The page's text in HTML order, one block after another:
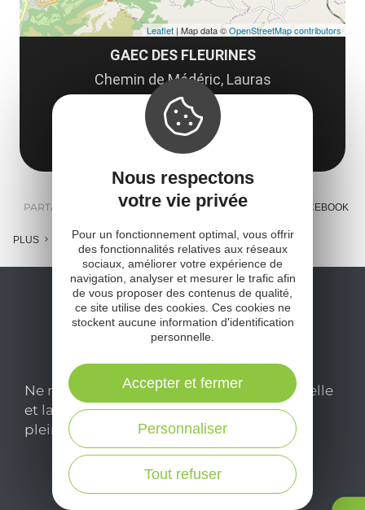
GAEC DES FLEURINES
Chemin de Médéric, Lauras
12250 Roquefort-sur-Soulzon
Obtenir l'itinéraire
Leaflet | Map data ©OpenStreetMap contributors
PARTAGER : E-MAIL MESSENGER FACEBOOK
PLUS
Ne manquez pas notre newsletter mensuelle
et laissez-vous inspirer pour profiter
pleinement de votre séjour en Aveyron.
Je m'abonne ici
Nous respectons
votre vie privée
Pour un fonctionnement optimal, vous offrir
des fonctionnalités relatives aux réseaux
sociaux, améliorer votre expérience de
navigation, analyser et mesurer le trafic afin
de vous proposer des contenus de qualité,
ce site utilise des cookies. Ces cookies ne
stockent aucune information d'identification
personnelle.
Tout refuser
Personnaliser
Accepter et fermer